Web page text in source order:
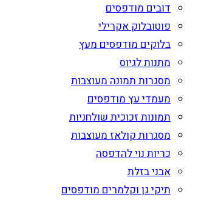
דובים מודפסים
פוטובלוק אקרילי
בלוקים מודפסים מעץ
מתנות לגיוס
מסגרות תמונה מעוצבות
מעמדי עץ מודפסים
תמונות זכוכית שולחניות
מסגרות קולאז מעוצבות
כריות נוי להדפסה
אבני בזלת
תיקי גן וקלמרים מודפסים